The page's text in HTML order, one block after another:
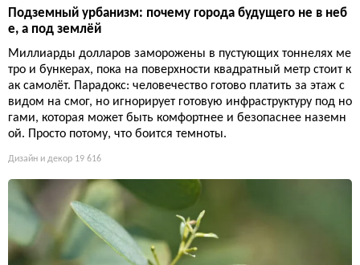
Подземный урбанизм: почему города будущего не в неб
е, а под землёй
Миллиарды долларов заморожены в пустующих тоннелях ме
тро и бункерах, пока на поверхности квадратный метр стоит к
ак самолёт. Парадокс: человечество готово платить за этаж с
видом на смог, но игнорирует готовую инфраструктуру под но
гами, которая может быть комфортнее и безопаснее наземн
ой. Просто потому, что боится темноты.
Дизайн и декор 19 616